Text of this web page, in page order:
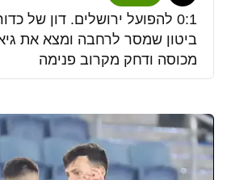
0:1 להפועל ירושלים. דון של
ביטון שמסר לרחבה ומצא את
מכוסה ודחק מקרוב פנימה